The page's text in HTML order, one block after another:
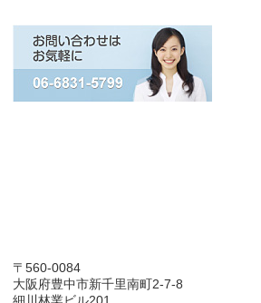
〒560-0084
大阪府豊中市新千里南町2-7-8